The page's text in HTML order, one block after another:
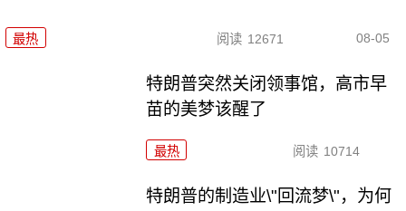
最热 阅读 12671 08-05
特朗普突然关闭领事馆，高市早
苗的美梦该醒了
最热 阅读 10714
特朗普的制造业\"回流梦\"，为何